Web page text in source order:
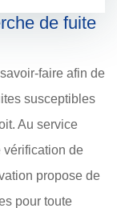
de fuite
faire afin de
susceptibles
Au service
vérification de
propose de
pour toute